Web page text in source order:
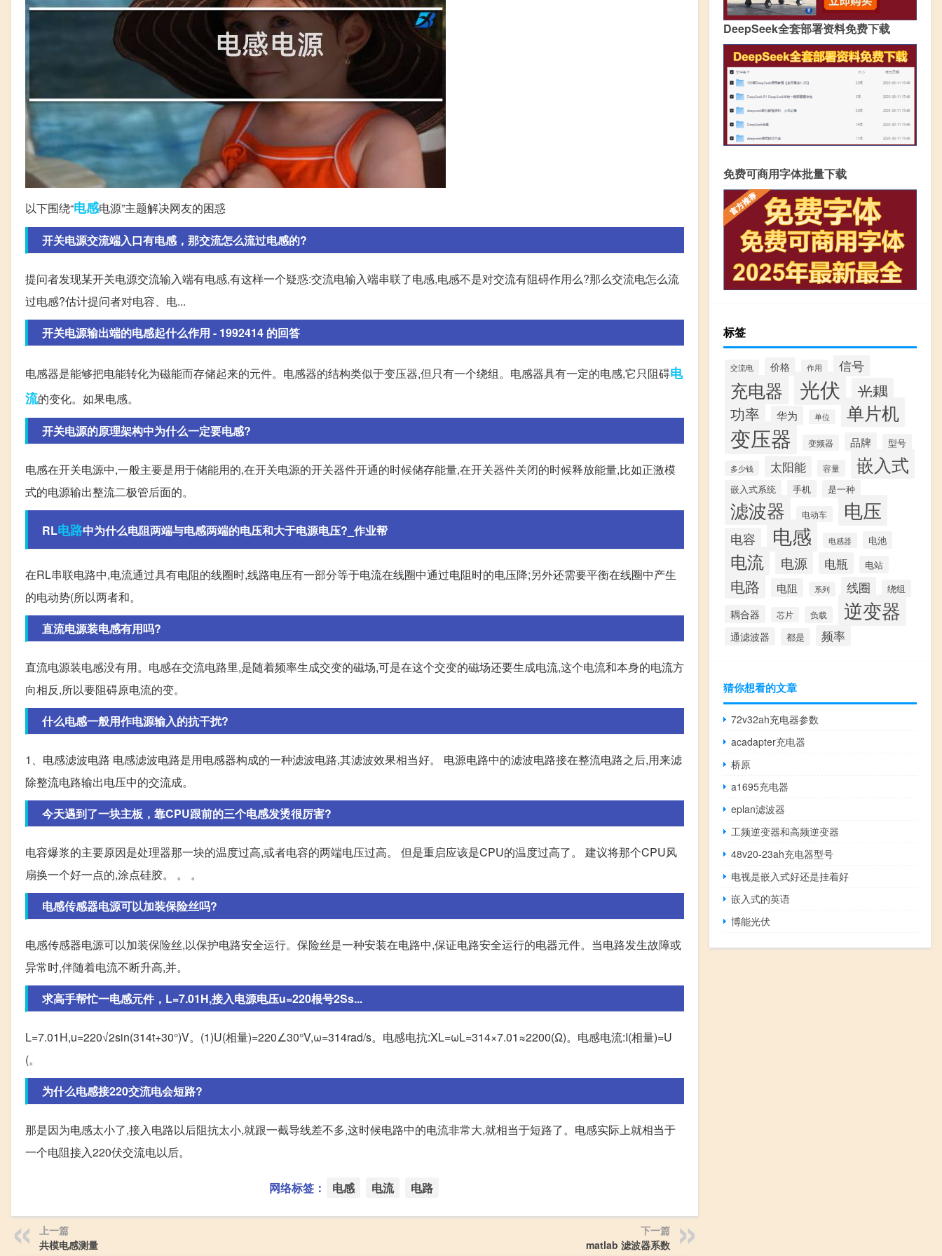
以下围绕“电感电源”主题解决网友的困惑
开关电源交流端入口有电感，那交流怎么流过电感的?
提问者发现某开关电源交流输入端有电感,有这样一个疑惑:交流电输入端串联了电感,电感不是对交流有阻碍作用么?那么交流电怎么流
过电感?估计提问者对电容、电...
开关电源输出端的电感起什么作用 - 1992414 的回答
电感器是能够把电能转化为磁能而存储起来的元件。电感器的结构类似于变压器,但只有一个绕组。电感器具有一定的电感,它只阻碍电
流的变化。如果电感。
开关电源的原理架构中为什么一定要电感?
电感在开关电源中,一般主要是用于储能用的,在开关电源的开关器件开通的时候储存能量,在开关器件关闭的时候释放能量,比如正激模
式的电源输出整流二极管后面的。
RL电路中为什么电阻两端与电感两端的电压和大于电源电压?_作业帮
在RL串联电路中,电流通过具有电阻的线圈时,线路电压有一部分等于电流在线圈中通过电阻时的电压降;另外还需要平衡在线圈中产生
的电动势(所以两者和。
直流电源装电感有用吗?
直流电源装电感没有用。电感在交流电路里,是随着频率生成交变的磁场,可是在这个交变的磁场还要生成电流,这个电流和本身的电流方
向相反,所以要阻碍原电流的变。
什么电感一般用作电源输入的抗干扰?
1、电感滤波电路 电感滤波电路是用电感器构成的一种滤波电路,其滤波效果相当好。 电源电路中的滤波电路接在整流电路之后,用来滤
除整流电路输出电压中的交流成。
今天遇到了一块主板，靠CPU跟前的三个电感发烫很厉害?
电容爆浆的主要原因是处理器那一块的温度过高,或者电容的两端电压过高。 但是重启应该是CPU的温度过高了。 建议将那个CPU风
扇换一个好一点的,涂点硅胶。 。 。
电感传感器电源可以加装保险丝吗?
电感传感器电源可以加装保险丝,以保护电路安全运行。保险丝是一种安装在电路中,保证电路安全运行的电器元件。当电路发生故障或
异常时,伴随着电流不断升高,并。
求高手帮忙一电感元件，L=7.01H,接入电源电压u=220根号2Ss...
L=7.01H,u=220√2sin(314t+30°)V。(1)U(相量)=220∠30°V,ω=314rad/s。电感电抗:XL=ωL=314×7.01≈2200(Ω)。电感电流:I(相量)=U
(。
为什么电感接220交流电会短路?
那是因为电感太小了,接入电路以后阻抗太小,就跟一截导线差不多,这时候电路中的电流非常大,就相当于短路了。电感实际上就相当于
一个电阻接入220伏交流电以后。
网络标签： 电感 电流 电路
上一篇
共模电感测量
下一篇
matlab 滤波器系数
DeepSeek全套部署资料免费下载
免费可商用字体批量下载
标签
交流电 价格 作用 信号
充电器 光伏
光耦
功率
华为 单位 单片机
变压器 变频器 品牌 型号
多少钱 太阳能 容量 嵌入式
嵌入式系统 手机 是一种
滤波器 电动车 电压
电容 电感 电感器 电池
电流 电源 电瓶 电站
电路 电阻 系列 线圈 绕组
耦合器 芯片 负载 逆变器
通滤波器 都是 频率
猜你想看的文章
72v32ah充电器参数
acadapter充电器
桥原
a1695充电器
eplan滤波器
工频逆变器和高频逆变器
48v20-23ah充电器型号
电视是嵌入式好还是挂着好
嵌入式的英语
博能光伏